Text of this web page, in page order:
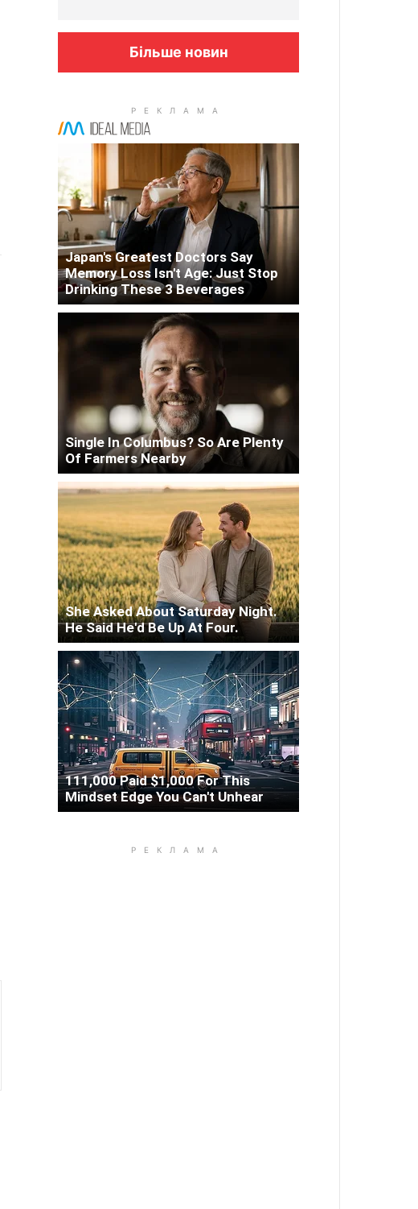
Більше новин
Japan's Greatest Doctors Say
Memory Loss Isn't Age: Just Stop
Drinking These 3 Beverages
Single In Columbus? So Are Plenty
Of Farmers Nearby
She Asked About Saturday Night.
He Said He'd Be Up At Four.
111,000 Paid $1,000 For This
Mindset Edge You Can't Unhear